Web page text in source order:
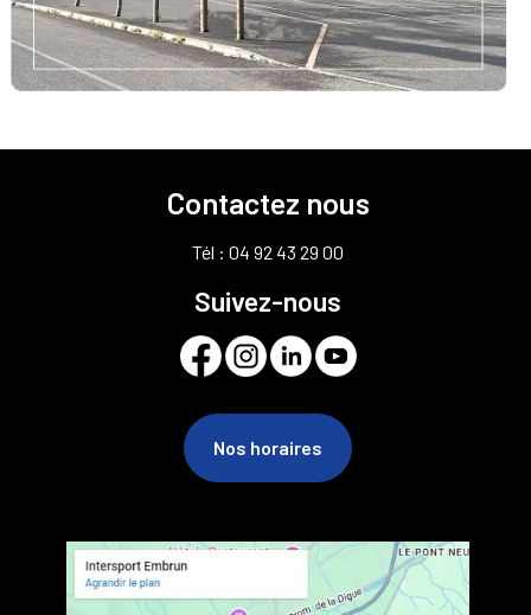
Contactez nous
Tél : 04 92 43 29 00
Suivez-nous
Nos horaires